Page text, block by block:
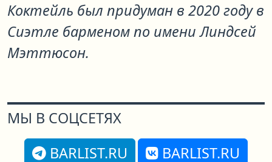
Коктейль был придуман в 2020 году в
Сиэтле барменом по имени Линдсей
Мэттюсон.
МЫ В СОЦСЕТЯХ
BARLIST.RU
BARLIST.RU